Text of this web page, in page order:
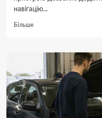
навігацію...
БільшеДокладніше
вибрати
автомагнітолу
свої
потреби